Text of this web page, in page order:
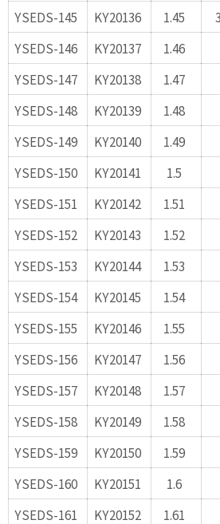
YSEDS-145
KY20136 1.45
YSEDS-146
KY20137 1.46
YSEDS-147
KY20138 1.47
YSEDS-148
KY20139 1.48
YSEDS-149
KY20140 1.49
YSEDS-150
KY20141 1.5
YSEDS-151
KY20142 1.51
YSEDS-152
KY20143 1.52
YSEDS-153
KY20144 1.53
YSEDS-154
KY20145 1.54
YSEDS-155
KY20146 1.55
YSEDS-156
KY20147 1.56
YSEDS-157
KY20148 1.57
YSEDS-158
KY20149 1.58
YSEDS-159
KY20150 1.59
YSEDS-160
KY20151 1.6
YSEDS-161
KY20152 1.61